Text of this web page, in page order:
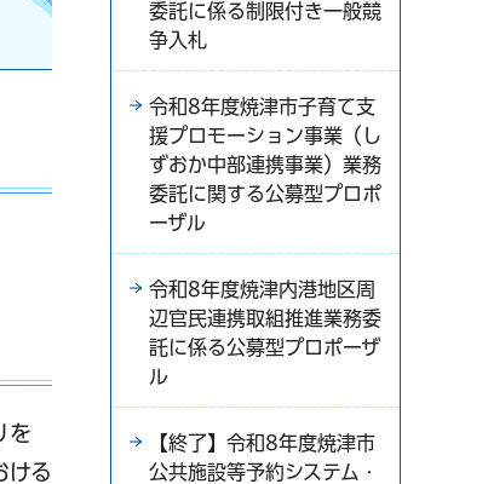
を
ける
委託に係る制限付き一般競
争入札
令和8年度焼津市子育て支
援プロモーション事業（し
ずおか中部連携事業）業務
委託に関する公募型プロポ
ーザル
令和8年度焼津内港地区周
辺官民連携取組推進業務委
託に係る公募型プロポーザ
ル
【終了】令和8年度焼津市
公共施設等予約システム・